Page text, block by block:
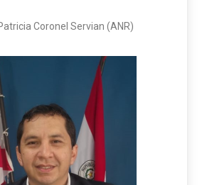
Coronel Servian (ANR)